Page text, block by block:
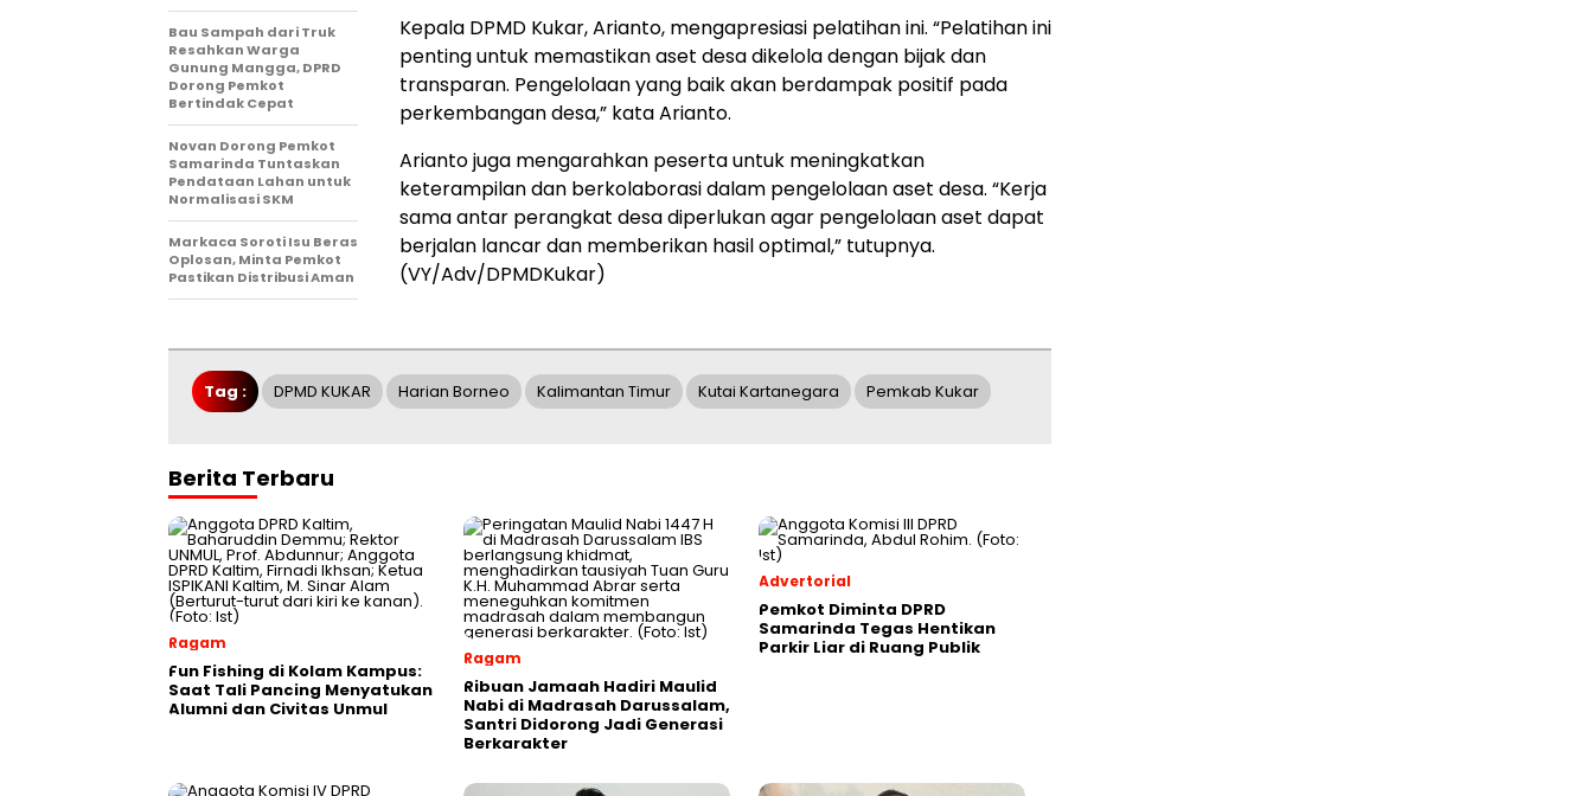
Kepala DPMD Kukar, Arianto, mengapresiasi pelatihan ini. “Pelatihan ini
penting untuk memastikan aset desa dikelola dengan bijak dan
transparan. Pengelolaan yang baik akan berdampak positif pada
perkembangan desa,” kata Arianto.
Arianto juga mengarahkan peserta untuk meningkatkan
keterampilan dan berkolaborasi dalam pengelolaan aset desa. “Kerja
sama antar perangkat desa diperlukan agar pengelolaan aset dapat
berjalan lancar dan memberikan hasil optimal,” tutupnya.
(VY/Adv/DPMDKukar)
Bau Sampah dari Truk
Resahkan Warga
Gunung Mangga, DPRD
Dorong Pemkot
Bertindak Cepat
Novan Dorong Pemkot
Samarinda Tuntaskan
Pendataan Lahan untuk
Normalisasi SKM
Markaca Soroti Isu Beras
Oplosan, Minta Pemkot
Pastikan Distribusi Aman
Tag : DPMD KUKAR Harian Borneo Kalimantan Timur Kutai Kartanegara Pemkab Kukar
Berita Terbaru
Ragam
Fun Fishing di Kolam Kampus:
Saat Tali Pancing Menyatukan
Alumni dan Civitas Unmul
Ragam
Ribuan Jamaah Hadiri Maulid
Nabi di Madrasah Darussalam,
Santri Didorong Jadi Generasi
Berkarakter
Advertorial
Pemkot Diminta DPRD
Samarinda Tegas Hentikan
Parkir Liar di Ruang Publik